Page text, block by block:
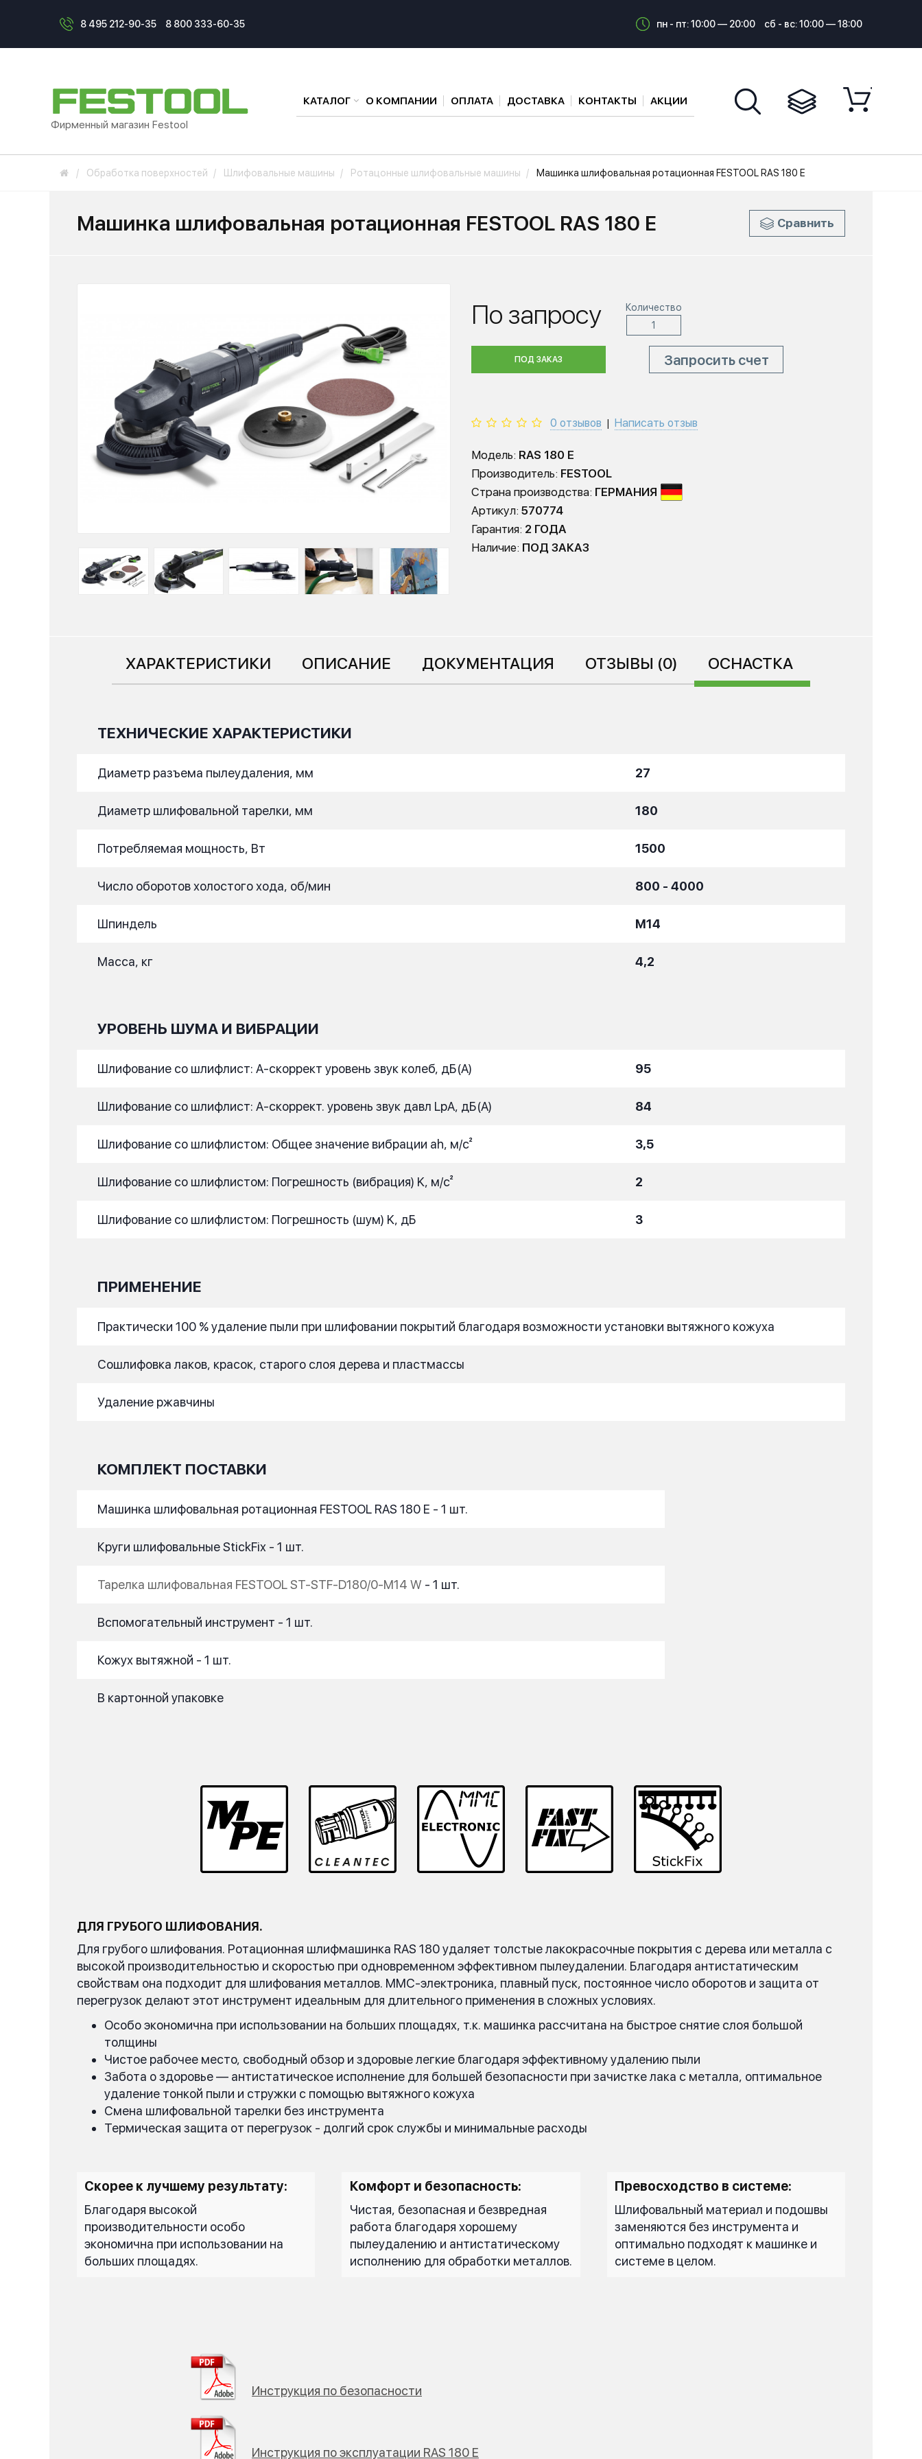
8 495 212-90-35 8 800 333-60-35 пн - пт: 10:00 — 20:00 сб - вс: 10:00 — 18:00
Фирменный магазин Festool
КАТАЛОГ О КОМПАНИИ ОПЛАТА ДОСТАВКА КОНТАКТЫ АКЦИИ
Обработка поверхностей Шлифовальные машины Ротацонные шлифовальные машины Машинка шлифовальная ротационная FESTOOL RAS 180 E
Машинка шлифовальная ротационная FESTOOL RAS 180 E Сравнить
По запросу Количество
ПОД ЗАКАЗ Запросить счет
0 отзывов Написать отзыв
Модель: RAS 180 E
Производитель: FESTOOL
Страна производства: ГЕРМАНИЯ
Артикул: 570774
Гарантия: 2 ГОДА
Наличие: ПОД ЗАКАЗ
ХАРАКТЕРИСТИКИ ОПИСАНИЕ ДОКУМЕНТАЦИЯ ОТЗЫВЫ (0) ОСНАСТКА
ТЕХНИЧЕСКИЕ ХАРАКТЕРИСТИКИ
Диаметр разъема пылеудаления, мм 27
Диаметр шлифовальной тарелки, мм 180
Потребляемая мощность, Вт 1500
Число оборотов холостого хода, об/мин 800 - 4000
Шпиндель M14
Масса, кг 4,2
УРОВЕНЬ ШУМА И ВИБРАЦИИ
Шлифование со шлифлист: A-скоррект уровень звук колеб, дБ(A) 95
Шлифование со шлифлист: A-скоррект. уровень звук давл LpA, дБ(A) 84
Шлифование со шлифлистом: Общее значение вибрации ah, м/с² 3,5
Шлифование со шлифлистом: Погрешность (вибрация) K, м/с² 2
Шлифование со шлифлистом: Погрешность (шум) K, дБ 3
ПРИМЕНЕНИЕ
Практически 100 % удаление пыли при шлифовании покрытий благодаря возможности установки вытяжного кожуха
Сошлифовка лаков, красок, старого слоя дерева и пластмассы
Удаление ржавчины
КОМПЛЕКТ ПОСТАВКИ
Машинка шлифовальная ротационная FESTOOL RAS 180 E - 1 шт.
Круги шлифовальные StickFix - 1 шт.
Тарелка шлифовальная FESTOOL ST-STF-D180/0-M14 W - 1 шт.
Вспомогательный инструмент - 1 шт.
Кожух вытяжной - 1 шт.
В картонной упаковке
ДЛЯ ГРУБОГО ШЛИФОВАНИЯ.
Для грубого шлифования. Ротационная шлифмашинка RAS 180 удаляет толстые лакокрасочные покрытия с дерева или металла с
высокой производительностью и скоростью при одновременном эффективном пылеудалении. Благодаря антистатическим
свойствам она подходит для шлифования металлов. MMC-электроника, плавный пуск, постоянное число оборотов и защита от
перегрузок делают этот инструмент идеальным для длительного применения в сложных условиях.
Особо экономична при использовании на больших площадях, т.к. машинка рассчитана на быстрое снятие слоя большой
толщины
Чистое рабочее место, свободный обзор и здоровые легкие благодаря эффективному удалению пыли
Забота о здоровье — антистатическое исполнение для большей безопасности при зачистке лака с металла, оптимальное
удаление тонкой пыли и стружки с помощью вытяжного кожуха
Смена шлифовальной тарелки без инструмента
Термическая защита от перегрузок - долгий срок службы и минимальные расходы
Скорее к лучшему результату:
Благодаря высокой
производительности особо
экономична при использовании на
больших площадях.
Комфорт и безопасность:
Чистая, безопасная и безвредная
работа благодаря хорошему
пылеудалению и антистатическому
исполнению для обработки металлов.
Превосходство в системе:
Шлифовальный материал и подошвы
заменяются без инструмента и
оптимально подходят к машинке и
системе в целом.
Инструкция по безопасности
Инструкция по эксплуатации RAS 180 E